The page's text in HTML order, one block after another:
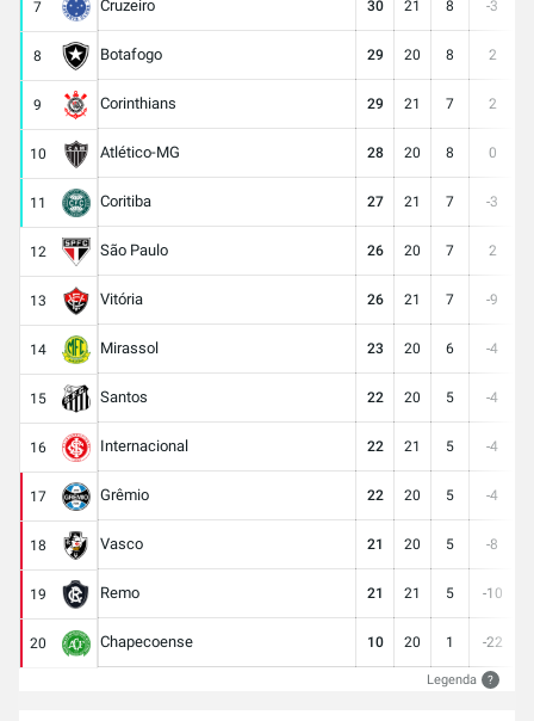
7 Cruzeiro 30 21 8 -3
8 Botafogo 29 20 8 2
9 Corinthians 29 21 7 2
10 Atlético-MG 28 20 8 0
11 Coritiba 27 21 7 -3
12 São Paulo 26 20 7 2
13 Vitória 26 21 7 -9
14 Mirassol 23 20 6 -4
15 Santos 22 20 5 -4
16 Internacional 22 21 5 -4
17 Grêmio 22 20 5 -4
18 Vasco 21 20 5 -8
19 Remo 21 21 5 -10
20 Chapecoense 10 20 1 -22
Legenda ?